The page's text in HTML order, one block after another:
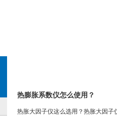
热膨胀系数仪怎么使用？
热胀大因子仪这么选用？热胀大因